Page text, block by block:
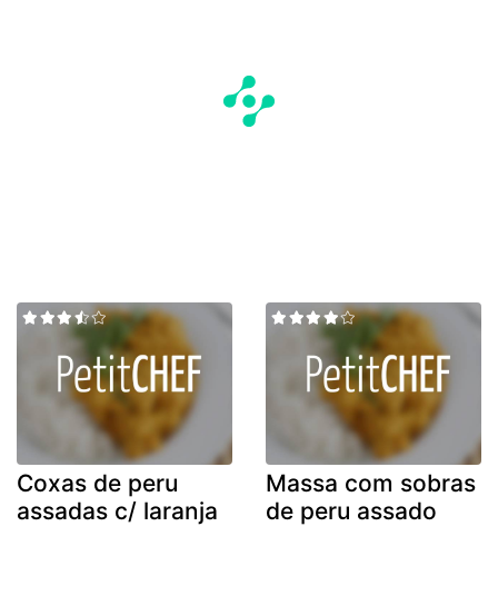
Coxas de peru
assadas c/ laranja
Massa com sobras
de peru assado